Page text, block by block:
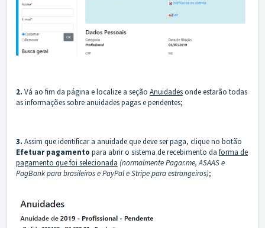
2. Vá ao fim da página e localize a seção Anuidadesonde estarão todas
as informações sobre anuidades pagas e pendentes;
3. Assim que identificar a anuidade que deve ser paga, clique no botão
Efetuar pagamento para abrir o sistema de recebimento da forma de
pagamento que foi selecionada (normalmente Pagar.me, ASAAS e
PagBank para brasileiros e PayPal e Stripe para estrangeiros);